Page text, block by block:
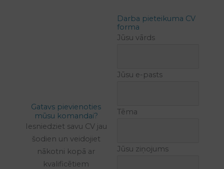
Gatavs pievienoties
mūsu komandai?
Iesniedziet savu CV jau
šodien un veidojiet
nākotni kopā ar
kvalificētiem
Darba pieteikuma CV
forma
Jūsu vārds
Jūsu e-pasts
Tēma
Jūsu ziņojums